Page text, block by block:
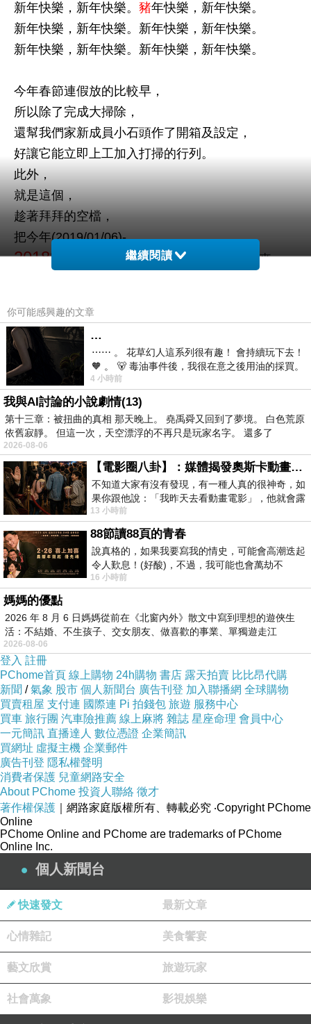
新年快樂，新年快樂。 豬年快樂，新年快樂。
新年快樂，新年快樂。新年快樂，新年快樂。
新年快樂，新年快樂。新年快樂，新年快樂。
今年春節連假放的比較早，
所以除了完成大掃除，
還幫我們家新成員小石頭作了開箱及設定，
好讓它能立即上工加入打掃的行列。
此外，
就是這個，
趁著拜拜的空檔，
把今年(2019/01/06)-
2018中信個金旺年會 的作業給剪了出來。
其實這次的旺年會影片本來沒有打算要剪，
因為當天雖然我又跑了個全場，
不過拍的素材卻不多，
而且內容同質性很高。
不過後來想一想
不就是個紀錄嘛。
現在看影片也許沒有甚麼新鮮，
不過後來再回頭看，也許是明年或是更多年，
一定會有不同的感受。
其實這也是我一直持續在報台po文，
以及近期剪片的原因!!
我不是youtuber，
俺只茫茫人海中，
像濁水溪石頭一樣多的「百萬部落
客」
so 這真的是沒有錢可以拿的!!!^^~
繼續閱讀
你可能感興趣的文章
…
⋯⋯ 。 花草幻人這系列很有趣！ 會持續玩下去！
🧡 。 🐻 毒油事件後，我很在意之後用油的採買。
前天購買了我之前就很愛
4 小時前
我與AI討論的小說劇情(13)
第十三章：被扭曲的真相 那天晚上。 堯禹舜又回到了夢境。 白色荒原
依舊寂靜。 但這一次，天空漂浮的不再只是玩家名字。 還多了
2026-08-06
【電影圈八卦】：媒體揭發奧斯卡動畫項目投票醜聞！好萊塢為什麼看不起動畫電影？
不知道大家有沒有發現，有一種人真的很神奇，如
果你跟他說：「我昨天去看動畫電影」，他就會露
出一種慈祥的微笑，然後問你是不是陪小
13 小時前
88節讀88頁的青春
說真格的，如果我要寫我的情史，可能會高潮迭起
令人歎息！(好酸)，不過，我可能也會萬劫不
復...，每天跪鍵盤還是被判了花心的罪
16 小時前
媽媽的優點
2026 年 8 月 6 日媽媽從前在《北窗內外》散文中寫到理想的遊俠生
活：不結婚、不生孩子、交女朋友、做喜歡的事業、單獨遊走江
湖⋯⋯，
2026-08-06
登入 註冊
PChome首頁 線上購物 24h購物 書店 露天拍賣 比比昂代購
新聞 /氣象 股市 個人新聞台 廣告刊登 加入聯播網 全球購物
買賣租屋 支付連 國際連 Pi 拍錢包 旅遊 服務中心
買車 旅行團 汽車險推薦 線上麻將 雜誌 星座命理 會員中心
一元簡訊 直播達人 數位憑證 企業簡訊
買網址 虛擬主機 企業郵件
廣告刊登 隱私權聲明
消費者保護 兒童網路安全
About PChome 投資人聯絡 徵才
著作權保護 ｜網路家庭版權所有、轉載必究 ‧Copyright PChome
Online
PChome Online and PChome are trademarks of PChome
Online Inc.
個人新聞台
快速發文 最新文章
心情雜記 美食饗宴
藝文欣賞 旅遊玩家
社會萬象 影視娛樂